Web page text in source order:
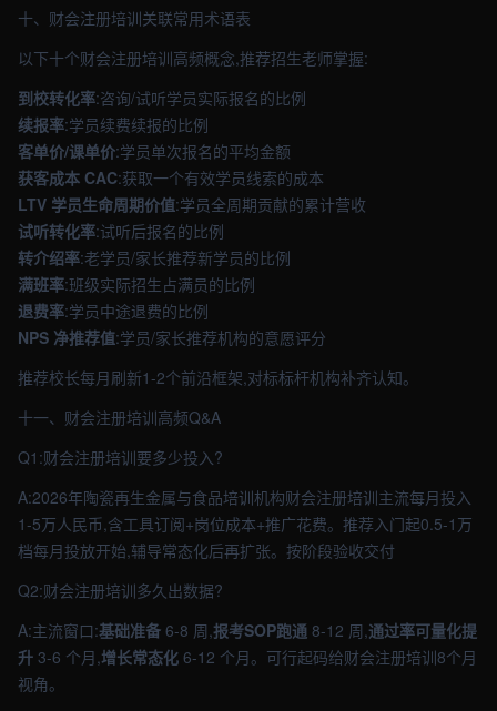
十、财会注册培训关联常用术语表
以下十个财会注册培训高频概念,推荐招生老师掌握:
到校转化率:咨询/试听学员实际报名的比例
续报率:学员续费续报的比例
客单价/课单价:学员单次报名的平均金额
获客成本 CAC:获取一个有效学员线索的成本
LTV 学员生命周期价值:学员全周期贡献的累计营收
试听转化率:试听后报名的比例
转介绍率:老学员/家长推荐新学员的比例
满班率:班级实际招生占满员的比例
退费率:学员中途退费的比例
NPS 净推荐值:学员/家长推荐机构的意愿评分
推荐校长每月刷新1-2个前沿框架,对标标杆机构补齐认知。
十一、财会注册培训高频Q&A
Q1:财会注册培训要多少投入?
A:2026年陶瓷再生金属与食品培训机构财会注册培训主流每月投入
1-5万人民币,含工具订阅+岗位成本+推广花费。推荐入门起0.5-1万
档每月投放开始,辅导常态化后再扩张。按阶段验收交付
Q2:财会注册培训多久出数据?
A:主流窗口:基础准备 6-8 周,报考SOP跑通 8-12 周,通过率可量化提
升 3-6 个月,增长常态化 6-12 个月。可行起码给财会注册培训8个月
视角。